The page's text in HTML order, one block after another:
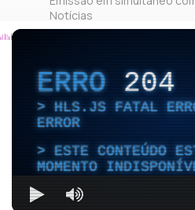
Notícias
ERRO204
HLS.JS FATAL
ERROR
ESTE CONTEÚDO
MOMENTO